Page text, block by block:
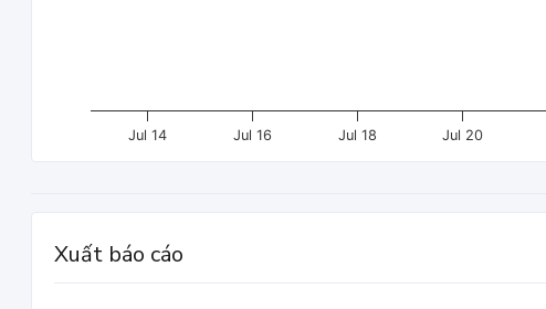
Jul 14 Jul 16 Jul 18 Jul 20
Xuất báo cáo